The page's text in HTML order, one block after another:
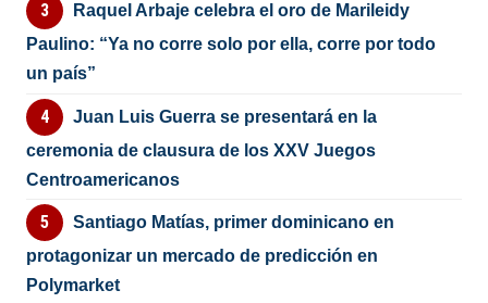
Raquel Arbaje celebra el oro de Marileidy
Paulino: “Ya no corre solo por ella, corre por todo
un país”
Juan Luis Guerra se presentará en la
ceremonia de clausura de los XXV Juegos
Centroamericanos
Santiago Matías, primer dominicano en
protagonizar un mercado de predicción en
Polymarket